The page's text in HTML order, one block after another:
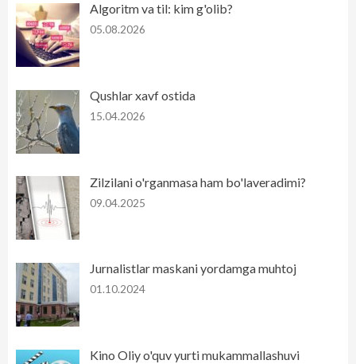
Algoritm va til: kim g'olib?
05.08.2026
Qushlar xavf ostida
15.04.2026
Zilzilani o'rganmasa ham bo'laveradimi?
09.04.2025
Jurnalistlar maskani yordamga muhtoj
01.10.2024
Kino Oliy o'quv yurti mukammallashuvi